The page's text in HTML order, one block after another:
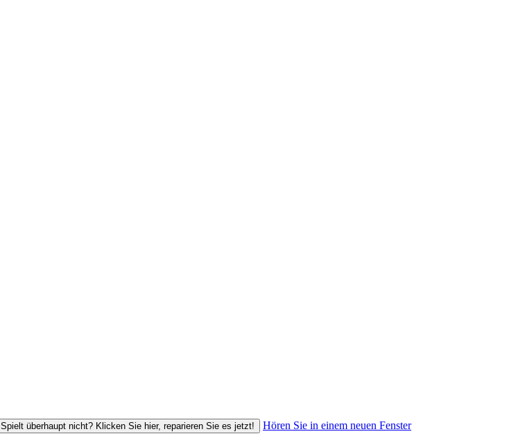
Spielt überhaupt nicht? Klicken Sie hier, reparieren Sie es jetzt! Hören Sie in einem neuen Fenster